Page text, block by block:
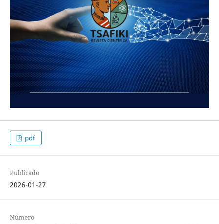
pdf
Publicado
2026-01-27
Número